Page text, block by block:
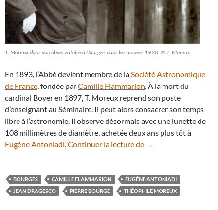
T. Moreux dans son observatoire à Bourges dans les années 1920. © T. Moreux
En 1893, l’Abbé devient membre de laSociété Astronomique
de France, fondée parCamille Flammarion. À la mort du
cardinal Boyer en 1897, T. Moreux reprend son poste
d’enseignant au Séminaire. Il peut alors consacrer son temps
libre à l’astronomie. Il observe désormais avec une lunette de
108 millimètres de diamètre, achetée deux ans plus tôt à
Eugène Antoniadi.Continuer la lecture de Théophile Moreux,
→
BOURGES CAMILLE FLAMMARION
EUGÈNE ANTONIADI
JEAN DRAGESCO
PIERRE BOURGE THÉOPHILE MOREUX